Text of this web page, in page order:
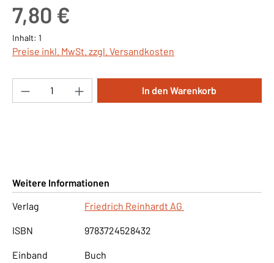
7,80 €
Inhalt: 1
Preise inkl. MwSt. zzgl. Versandkosten
Produkt Anzahl: Gib den gewünschten
In den Warenkorb
Weitere Informationen
Verlag
Friedrich Reinhardt AG
ISBN 9783724528432
Einband Buch